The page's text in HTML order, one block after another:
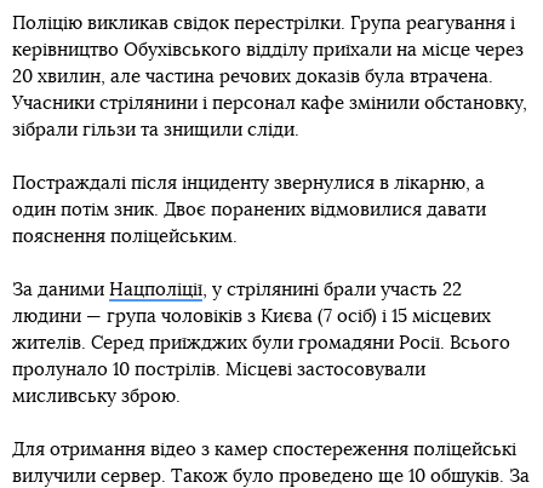
Поліцію викликав свідок перестрілки. Група реагування і
керівництво Обухівського відділу приїхали на місце через
20 хвилин, але частина речових доказів була втрачена.
Учасники стрілянини і персонал кафе змінили обстановку,
зібрали гільзи та знищили сліди.
Постраждалі після інциденту звернулися в лікарню, а
один потім зник. Двоє поранених відмовилися давати
пояснення поліцейським.
За даними Нацполіції, у стрілянині брали участь 22
людини — група чоловіків з Києва (7 осіб) і 15 місцевих
жителів. Серед приїжджих були громадяни Росії. Всього
пролунало 10 пострілів. Місцеві застосовували
мисливську зброю.
Для отримання відео з камер спостереження поліцейські
вилучили сервер. Також було проведено ще 10 обшуків. За